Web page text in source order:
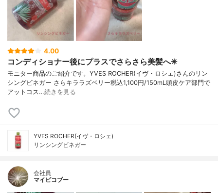
4.00
コンディショナー後にプラスでさらさら美髪へ✳︎
モニター商品のご紹介です。YVES ROCHER(イヴ・ロシェ)さんのリン
シングビネガー さらキララズベリー税込1,100円/150mL頭皮ケア部門で
アットコス…続きを見る
YVES ROCHER(イヴ・ロシェ)
リンシングビネガー
会社員
マイピコブー